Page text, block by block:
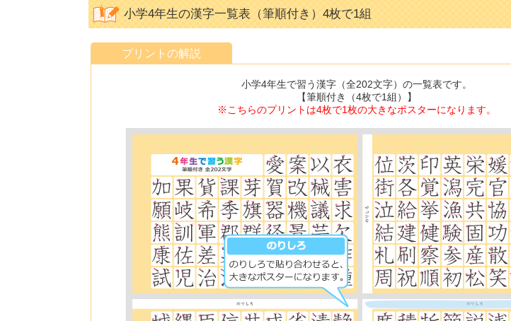
小学4年生の漢字一覧表（筆順付き）4枚で1組
プリントの解説
小学4年生で習う漢字（全202文字）の一覧表です。
【筆順付き（4枚で1組）】
※こちらのプリントは4枚で1枚の大きなポスターになります。